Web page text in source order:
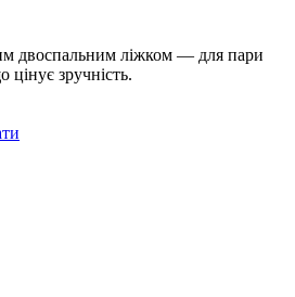
двоспальним ліжком — для пари
цінує зручність.